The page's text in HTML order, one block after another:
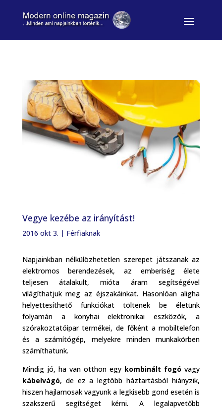
Vegye kezébe az irányítást!
2016 okt 3. | Férfiaknak
Napjainkban nélkülözhetetlen szerepet játszanak az
elektromos berendezések, az emberiség élete
teljesen átalakult, mióta áram segítségével
világíthatjuk meg az éjszakáinkat. Hasonlóan aligha
helyettesíthető funkciókat töltenek be életünk
folyamán a konyhai elektronikai eszközök, a
szórakoztatóipar termékei, de főként a mobiltelefon
és a számítógép, melyekre minden munkakörben
számíthatunk.
Mindig jó, ha van otthon egy kombinált fogó vagy
kábelvágó, de ez a legtöbb háztartásból hiányzik,
hiszen hajlamosak vagyunk a legkisebb gond esetén is
szakszerű segítséget kérni. A legalapvetőbb